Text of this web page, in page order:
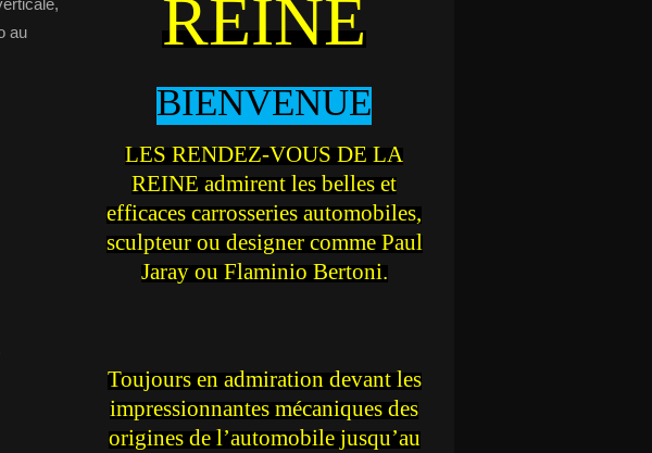
au
REINE
BIENVENUE
LES RENDEZ-VOUS DE LA
REINE admirent les belles et
efficaces carrosseries automobiles,
sculpteur ou designer comme Paul
Jaray ou Flaminio Bertoni.
Toujours en admiration devant les
impressionnantes mécaniques des
origines de l’automobile jusqu’au